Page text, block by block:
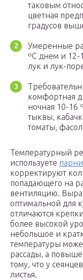
таковым
цветная
градусов
Умеренные
ºC днем и 12-
лук и лук-
комфортная
ночная 10-16
тыквы,
томаты,
Температурный
используете
корректируют
попадающего на
вентиляцию.
оптимальной для
отличаются
более высокой
небольшое и
температуры
рассады, а
тому, что у
листья.